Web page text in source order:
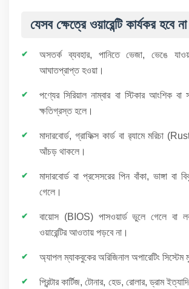
যেসব ক্ষেত্রে ওয়ারেন্টি কার্যকর হবে না
অসতর্ক ব্যবহার, পানিতে ভেজা, ভেঙে
আঘাতপ্রাপ্ত হওয়া।
পণ্যের সিরিয়াল নাম্বার বা স্টিকার আংশিক বা
ক্ষতিগ্রস্ত হলে।
মাদারবোর্ড, গ্রাফিক্স কার্ড বা র‍্যামে মরিচা
আঁচড় থাকলে।
মাদারবোর্ড বা প্রসেসরের পিন বাঁকা, ভাঙ্গা বা
গেলে।
বায়োস (BIOS) পাসওয়ার্ড ভুলে গেলে বা
ওয়ারেন্টির আওতায় পড়বে না।
অ্যাপল ম্যাকবুকের অরিজিনাল অপারেটিং
প্রিন্টার কার্টিজ, টোনার, হেড, রোলার, ড্রাম